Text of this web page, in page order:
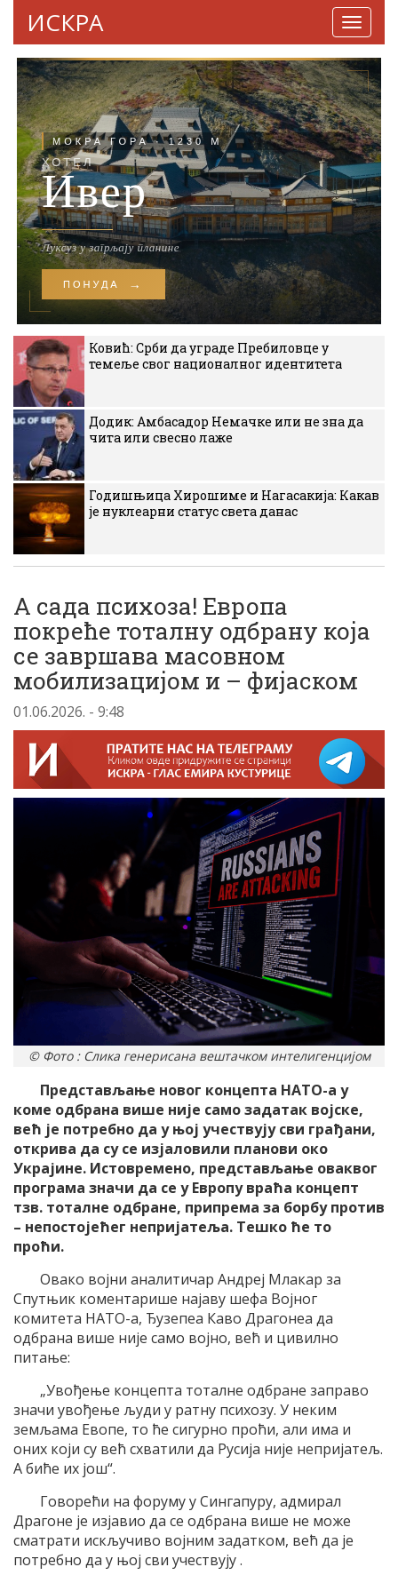
ИСКРА
Ковић: Срби да уграде Пребиловце у
темеље свог националног идентитета
Додик: Амбасадор Немачке или не зна да
чита или свесно лаже
Годишњица Хирошиме и Нагасакија: Какав
је нуклеарни статус света данас
А сада психоза! Европа
покреће тоталну одбрану која
се завршава масовном
мобилизацијом и – фијаском
01.06.2026. - 9:48
© Фото : Слика генерисана вештачком интелигенцијом
Представљање новог концепта НАТО-а у
коме одбрана више није само задатак војске,
већ је потребно да у њој учествују сви грађани,
открива да су се изјаловили планови око
Украјине. Истовремено, представљање оваквог
програма значи да се у Европу враћа концепт
тзв. тоталне одбране, припрема за борбу против
– непостојећег непријатеља. Тешко ће то
проћи.
Овако војни аналитичар Андреј Млакар за
Спутњик коментарише најаву шефа Војног
комитета НАТО-а, Ђузепеа Каво Драгонеа да
одбрана више није само војно, већ и цивилно
питање:
„Увођење концепта тоталне одбране заправо
значи увођење људи у ратну психозу. У неким
земљама Евопе, то ће сигурно проћи, али има и
оних који су већ схватили да Русија није непријатељ.
А биће их још“.
Говорећи на форуму у Сингапуру, адмирал
Драгоне је изјавио да се одбрана више не може
сматрати искључиво војним задатком, већ да је
потребно да у њој сви учествују .